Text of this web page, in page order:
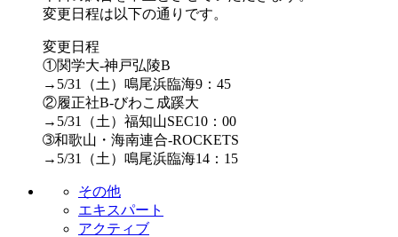
変更日程は以下の通りです。
変更日程
①関学大-神戸弘陵B
→5/31（土）鳴尾浜臨海9：45
②履正社B-びわこ成蹊大
→5/31（土）福知山SEC10：00
➂和歌山・海南連合-ROCKETS
→5/31（土）鳴尾浜臨海14：15
その他
エキスパート
アクティブ